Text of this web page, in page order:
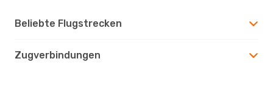
Beliebte Flugstrecken
Zugverbindungen